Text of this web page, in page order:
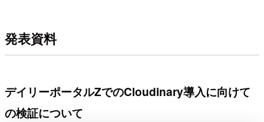
発表資料
デイリーポータルZでのCloudinary導入に向けて
の検証について